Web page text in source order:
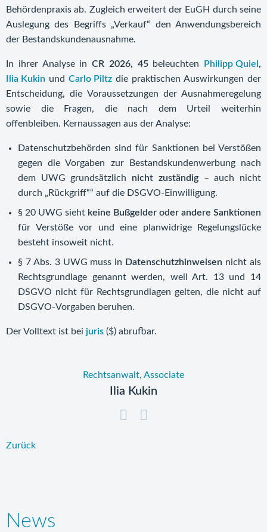
Behördenpraxis ab. Zugleich erweitert der EuGH durch seine
Auslegung des Begriffs „Verkauf“ den Anwendungsbereich
der Bestandskundenausnahme.
In ihrer Analyse in CR 2026, 45beleuchten Philipp Quiel ,
Ilia Kukin und Carlo Piltz die praktischen Auswirkungen der
Entscheidung, die Voraussetzungen der Ausnahmeregelung
sowie die Fragen, die nach dem Urteil weiterhin
offenbleiben. Kernaussagen aus der Analyse:
Datenschutzbehörden sind für Sanktionen bei Verstößen
gegen die Vorgaben zur Bestandskundenwerbung nach
dem UWG grundsätzlich nicht zuständig– auch nicht
durch „Rückgriff““ auf die DSGVO‑Einwilligung.
§ 20 UWG sieht keine Bußgelder oder andere Sanktionen
für Verstöße vor und eine planwidrige Regelungslücke
besteht insoweit nicht.
§ 7 Abs. 3 UWG muss in Datenschutzhinweisen nicht als
Rechtsgrundlage genannt werden, weil Art. 13 und 14
DSGVO nicht für Rechtsgrundlagen gelten, die nicht auf
DSGVO‑Vorgaben beruhen.
Der Volltext ist bei juris ($) abrufbar.
Rechtsanwalt, Associate
Ilia Kukin
Zurück
News